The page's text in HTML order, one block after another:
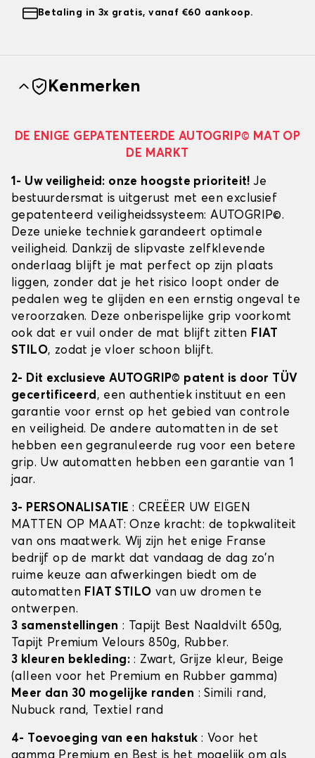
Betaling in 3x gratis, vanaf €60 aankoop.
Kenmerken
DE ENIGE GEPATENTEERDE AUTOGRIP© MAT OP
DE MARKT
1- Uw veiligheid: onze hoogste prioriteit!Je
bestuurdersmat is uitgerust met een exclusief
gepatenteerd veiligheidssysteem: AUTOGRIP©.
Deze unieke techniek garandeert optimale
veiligheid. Dankzij de slipvaste zelfklevende
onderlaag blijft je mat perfect op zijn plaats
liggen, zonder dat je het risico loopt onder de
pedalen weg te glijden en een ernstig ongeval te
veroorzaken. Deze onberispelijke grip voorkomt
ook dat er vuil onder de mat blijft zitten FIAT
STILO, zodat je vloer schoon blijft.
2- Dit exclusieve AUTOGRIP© patent is door TÜV
gecertificeerd, een authentiek instituut en een
garantie voor ernst op het gebied van controle
en veiligheid. De andere automatten in de set
hebben een gegranuleerde rug voor een betere
grip. Uw automatten hebben een garantie van 1
jaar.
3- PERSONALISATIE: CREËER UW EIGEN
MATTEN OP MAAT: Onze kracht: de topkwaliteit
van ons maatwerk. Wij zijn het enige Franse
bedrijf op de markt dat vandaag de dag zo'n
ruime keuze aan afwerkingen biedt om de
automatten FIAT STILO van uw dromen te
ontwerpen.
3 samenstellingen : Tapijt Best Naaldvilt 650g,
Tapijt Premium Velours 850g, Rubber.
3 kleuren bekleding: : Zwart, Grijze kleur, Beige
(alleen voor het Premium en Rubber gamma)
Meer dan 30 mogelijke randen : Simili rand,
Nubuck rand, Textiel rand
4- Toevoeging van een hakstuk : Voor het